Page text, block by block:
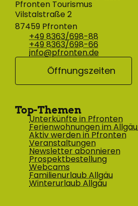
Pfronten Tourismus
Vilstalstraße 2
87459 Pfronten
+49 8363/698-88
+49 8363/698-66
info@pfronten.de
Öffnungszeiten
Top-Themen
Unterkünfte in Pfronten
Ferienwohnungen im Allgäu
Aktiv werden in Pfronten
Veranstaltungen
Newsletter abonnieren
Prospektbestellung
Webcams
Familienurlaub Allgäu
Winterurlaub Allgäu